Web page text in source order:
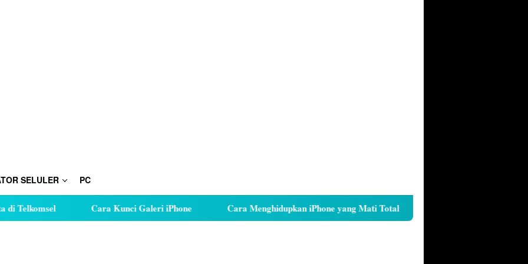
SELULER PC
Cara Kunci Galeri iPhone Cara Menghidupkan iPhone yang Mati Total